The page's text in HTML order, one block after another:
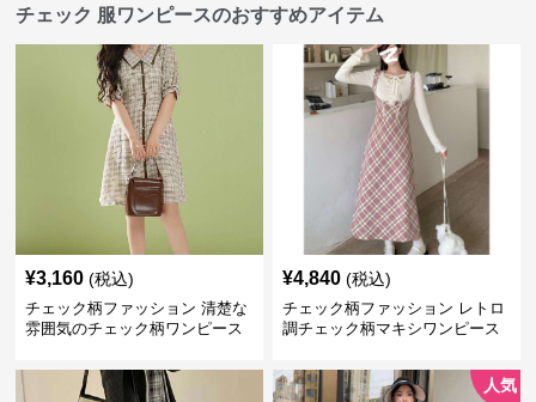
チェック 服ワンピースのおすすめアイテム
¥3,160 (税込)
チェック柄ファッション 清楚な
雰囲気のチェック柄ワンピース
¥4,840 (税込)
チェック柄ファッション レトロ
調チェック柄マキシワンピース
人気